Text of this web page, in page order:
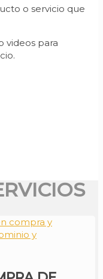
o servicio que
videos para